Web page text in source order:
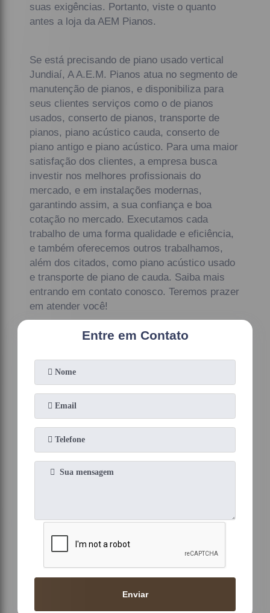
suas exigências. Portanto, viste o quanto
antes a loja da AEM Pianos.
Se está precisando de piano usado vertical
Jundiaí, A A.E.M. Pianos atua no segmento de
manutenção de pianos, e disponibiliza para
seus clientes serviços como o de pianos
usados, conserto de pianos, transporte de
pianos, piano acústico cauda, conserto de
piano antigo e piano acústico. Para uma maior
satisfação dos clientes, a empresa busca
investir nos melhores profissionais do
mercado, e em instalações modernas,
garantindo assim, a sua confiança e boa
cotação no mercado. Executamos cada
trabalho de uma forma qualidade e eficiência,
e também oferecemos outros trabalhamos,
além dos citados, como piano acústico usado
e transporte de piano de cauda. Saiba mais
entrando em contato conosco. Teremos prazer
em atender você!
Entre em Contato
Enviar